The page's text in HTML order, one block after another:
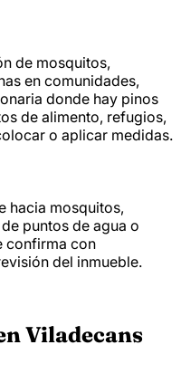
de mosquitos,
en comunidades,
donde hay pinos
de alimento, refugios,
o aplicar medidas.
hacia mosquitos,
puntos de agua o
confirma con
del inmueble.
Viladecans